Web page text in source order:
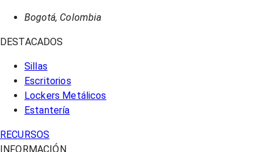
Bogotá, Colombia
DESTACADOS
Sillas
Escritorios
Lockers Metálicos
Estantería
RECURSOS
INFORMACIÓN